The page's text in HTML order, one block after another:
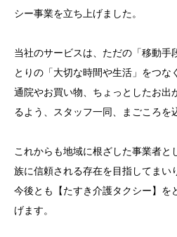
シー事業を立ち上げました。
当社のサービスは、ただの「移動手
とりの「大切な時間や生活」をつな
通院やお買い物、ちょっとしたお出
るよう、スタッフ一同、まごころを
これからも地域に根ざした事業者と
族に信頼される存在を目指してまい
今後とも【たすき介護タクシー】を
げます。